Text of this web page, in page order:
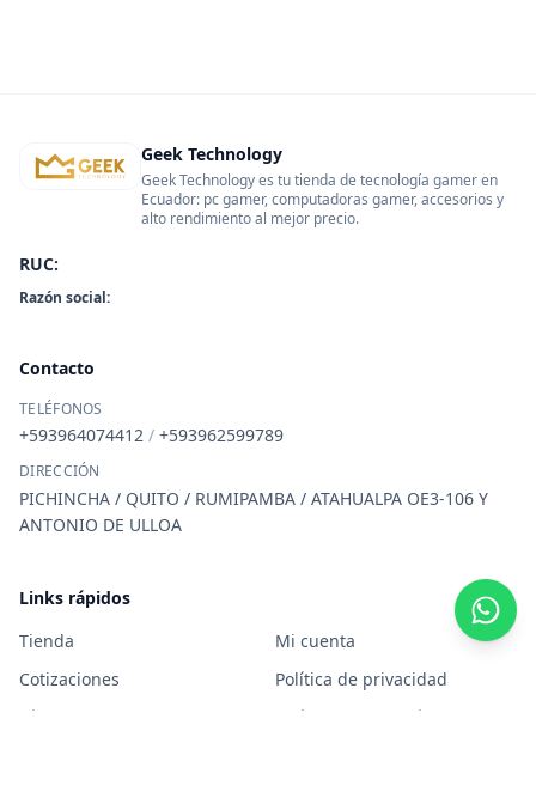
Geek Technology
Geek Technology es tu tienda de tecnología gamer en
Ecuador: pc gamer, computadoras gamer, accesorios y
alto rendimiento al mejor precio.
RUC:
Razón social:
Contacto
TELÉFONOS
+593964074412 / +593962599789
DIRECCIÓN
PICHINCHA / QUITO / RUMIPAMBA / ATAHUALPA OE3-106 Y
ANTONIO DE ULLOA
Links rápidos
Tienda
Mi cuenta
Cotizaciones
Política de privacidad
Términos y condiciones
Política de garantía